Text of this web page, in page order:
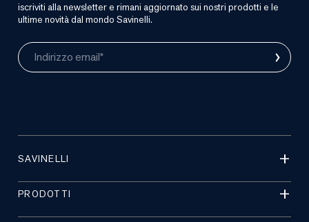
iscriviti alla newsletter e rimani aggiornato sui nostri prodotti e le
ultime novità dal mondo Savinelli.
Indirizzo email* ›
SAVINELLI
PRODOTTI